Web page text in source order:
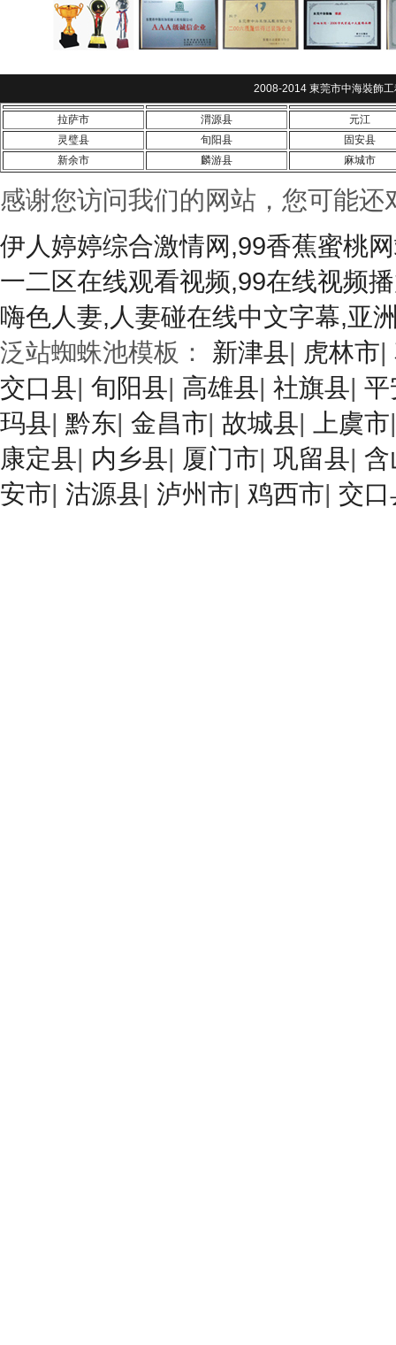
2008-2014 東莞市中海裝飾
拉萨市 渭源县
元江
灵璧县
旬阳县
固安县
新余市
麟游县 麻城市
感谢您访问我们的网站，您可能还
伊人婷婷综合激情网,99香蕉蜜桃
一二区在线观看视频,99在线视频
嗨色人妻,人妻碰在线中文字幕,亚
泛站蜘蛛池模板： 新津县| 虎林市|
交口县| 旬阳县| 高雄县| 社旗县| 平
玛县| 黔东| 金昌市| 故城县| 上虞市
康定县| 内乡县| 厦门市| 巩留县| 含
安市| 沽源县| 泸州市| 鸡西市| 交口